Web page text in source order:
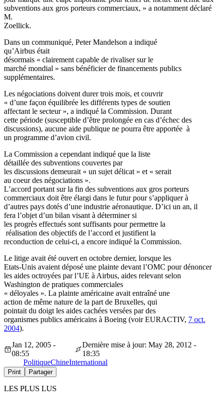
subventions aux gros porteurs commerciaux, » a notamment déclaré
M.
Zoellick.
Dans un communiqué, Peter Mandelson a indiqué
qu’Airbus était
désormais « clairement capable de rivaliser sur le
marché mondial » sans bénéficier de financements publics
supplémentaires.
Les négociations doivent durer trois mois, et couvrir
« d’une façon équilibrée les différents types de soutien
affectant le secteur », a indiqué la Commission. Durant
cette période (susceptible d’être prolongée en cas d’échec des
discussions), aucune aide publique ne pourra être apportée à
un programme d’avion civil.
La Commission a cependant indiqué que la liste
détaillée des subventions couvertes par
les discussions demeurait « un sujet délicat » et « serait
au coeur des négociations ».
L’accord portant sur la fin des subventions aux gros porteurs
commerciaux doit être élargi dans le futur pour s’appliquer à
d’autres pays dotés d’une industrie aéronautique. D’ici un an, il
fera l’objet d’un bilan visant à déterminer si
les progrès effectués sont suffisants pour permettre la
réalisation des objectifs de l’accord et justifient la
reconduction de celui-ci, a encore indiqué la Commission.
Le litige avait été ouvert en octobre dernier, lorsque les
Etats-Unis avaient déposé une plainte devant l’OMC pour dénoncer
les aides octroyées par l’UE à Airbus, aides relevant selon
Washington de pratiques commerciales
« déloyales ». La plainte américaine avait entraîné une
action de même nature de la part de Bruxelles, qui
pointait du doigt les aides cachées versées par des
organismes publics américains à Boeing (voir EURACTIV, 7 oct.
2004).
Jan 12, 2005 -
08:55
Dernière mise à jour: May 28, 2012 -
18:35
PolitiqueChineInternational
Print Partager
LES PLUS LUS